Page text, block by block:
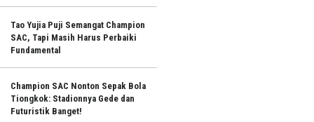
Tao Yujia Puji Semangat Champion
SAC, Tapi Masih Harus Perbaiki
Fundamental
Champion SAC Nonton Sepak Bola
Tiongkok: Stadionnya Gede dan
Futuristik Banget!